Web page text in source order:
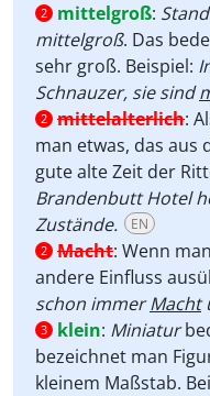
2 mittelgroß:
mittelgroß. Das
sehr groß. Beispiel:
Schnauzer, sie sind
2 mittelalterlich:
man etwas, das aus
gute alte Zeit der
Brandenbutt Hotel
Zustände.
EN
2 Macht: Wenn man
andere Einfluss
schon immerMacht
3 klein: Miniatur
bezeichnet man
kleinem Maßstab.